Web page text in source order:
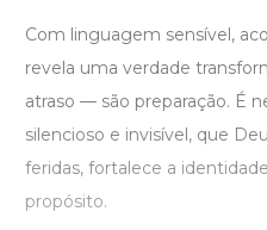
Com linguagem sensível,
revela uma verdade
atraso — são preparação. É
silencioso e invisível, que
feridas, fortalece a
propósito.